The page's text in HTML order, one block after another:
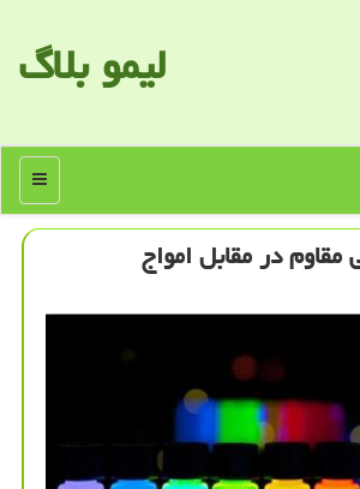
لیمو بلاگ
منو
مقاوم در مقابل امواج